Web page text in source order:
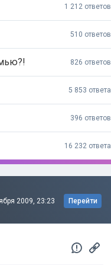
1 212 ответов
510 ответов
826 ответов
5 853 ответа
396 ответов
16 232 ответа
2009, 23:23 Перейти